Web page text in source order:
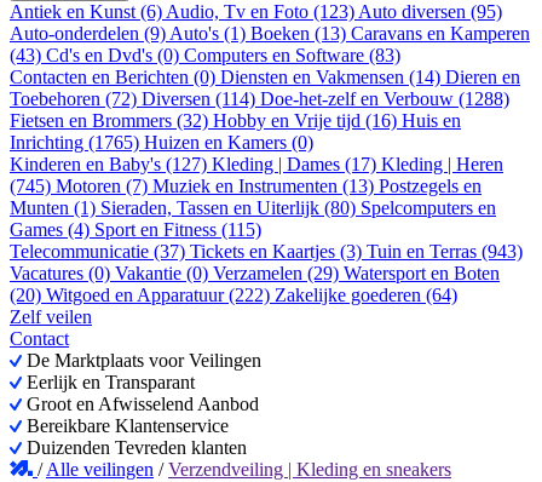
Antiek en Kunst (6) Audio, Tv en Foto (123) Auto diversen (95)
Auto-onderdelen (9) Auto's (1) Boeken (13) Caravans en Kamperen
(43) Cd's en Dvd's (0) Computers en Software (83)
Contacten en Berichten (0) Diensten en Vakmensen (14) Dieren en
Toebehoren (72) Diversen (114) Doe-het-zelf en Verbouw (1288)
Fietsen en Brommers (32) Hobby en Vrije tijd (16) Huis en
Inrichting (1765) Huizen en Kamers (0)
Kinderen en Baby's (127) Kleding | Dames (17) Kleding | Heren
(745) Motoren (7) Muziek en Instrumenten (13) Postzegels en
Munten (1) Sieraden, Tassen en Uiterlijk (80) Spelcomputers en
Games (4) Sport en Fitness (115)
Telecommunicatie (37) Tickets en Kaartjes (3) Tuin en Terras (943)
Vacatures (0) Vakantie (0) Verzamelen (29) Watersport en Boten
(20) Witgoed en Apparatuur (222) Zakelijke goederen (64)
Zelf veilen
Contact
De Marktplaats voor Veilingen
Eerlijk en Transparant
Groot en Afwisselend Aanbod
Bereikbare Klantenservice
Duizenden Tevreden klanten
/Alle veilingen /Verzendveiling | Kleding en sneakers